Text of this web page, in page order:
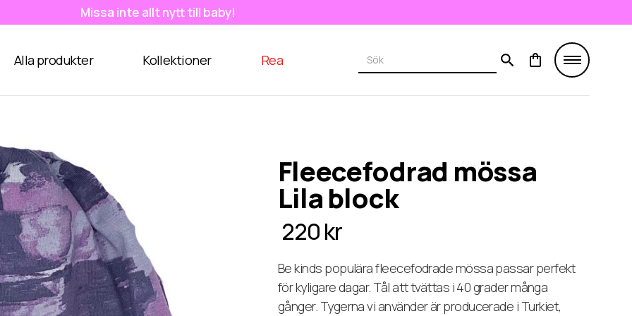
Missa inte allt nytt till baby!
Alla produkter Kollektioner Rea
Fleecefodrad mössa
Lila block
220 kr
Be kinds populära fleecefodrade mössa passar perfekt
för kyligare dagar. Tål att tvättas i 40 grader många
gånger. Tygerna vi använder är producerade i Turkiet,